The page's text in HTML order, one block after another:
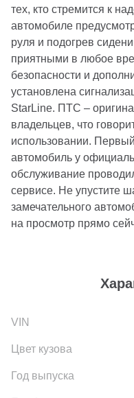
тех, кто стремится к
автомобиле
руля и подогрев
приятными в любое
безопасности и
установлена
StarLine. ПТС –
владельцев, что
использовании.
автомобиль у
обслуживание
сервисе. Не упустите
замечательного
на просмотр прямо